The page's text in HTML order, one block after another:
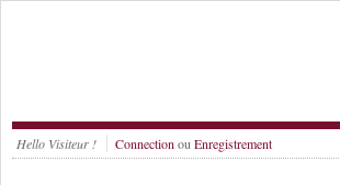
Hello Visiteur ! Connection ou Enregistrement